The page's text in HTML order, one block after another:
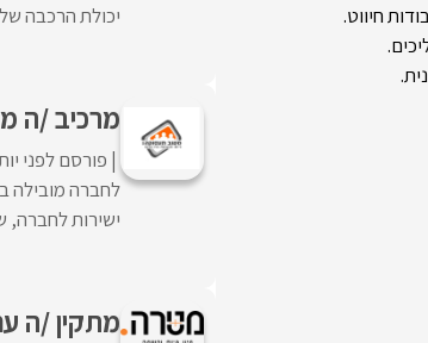
חיווט.
יכולת הרכבה
מרכיב /ה
פורסם לפני
לחברה מובילה
ישירות לחברה,
מתקין /ה